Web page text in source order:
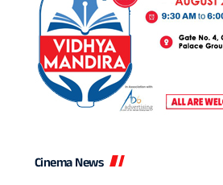
Cinema News